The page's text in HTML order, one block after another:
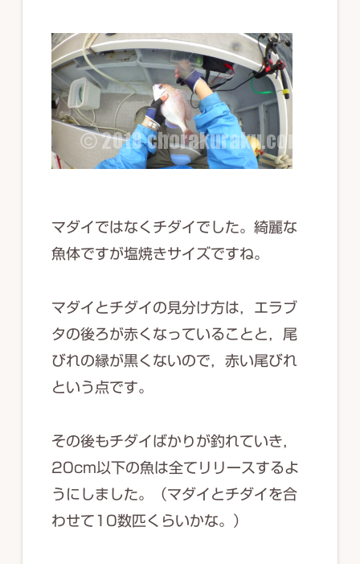
マダイではなくチダイでした。綺麗な
魚体ですが塩焼きサイズですね。
マダイとチダイの見分け方は，エラブ
タの後ろが赤くなっていることと，尾
びれの縁が黒くないので，赤い尾びれ
という点です。
その後もチダイばかりが釣れていき，
20cm以下の魚は全てリリースするよ
うにしました。（マダイとチダイを合
わせて10数匹くらいかな。）